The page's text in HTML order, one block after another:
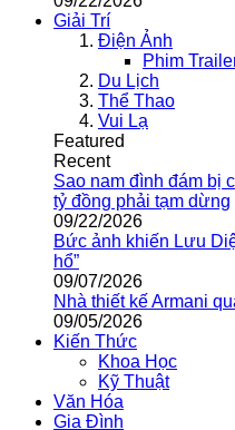
Giải Trí
Điện Ảnh
Phim
Du Lịch
Thể Thao
Vui Lạ
Featured
Recent
Sao nam đình đám bị
tỷ đồng phải tạm dừng
09/22/2026
Bức ảnh khiến Lưu
hổ”
09/07/2026
Nhà thiết kế Armani
09/05/2026
Kiến Thức
Khoa Học
Kỹ Thuật
Văn Hóa
Gia Đình